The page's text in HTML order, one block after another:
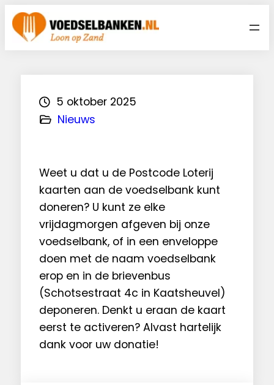
Ga
naar
5 oktober 2025
Nieuws
Weet u dat u de Postcode Loterij
kaarten aan de voedselbank kunt
doneren? U kunt ze elke
vrijdagmorgen afgeven bij onze
voedselbank, of in een enveloppe
doen met de naam voedselbank
erop en in de brievenbus
(Schotsestraat 4c in Kaatsheuvel)
deponeren. Denkt u eraan de kaart
eerst te activeren? Alvast hartelijk
dank voor uw donatie!